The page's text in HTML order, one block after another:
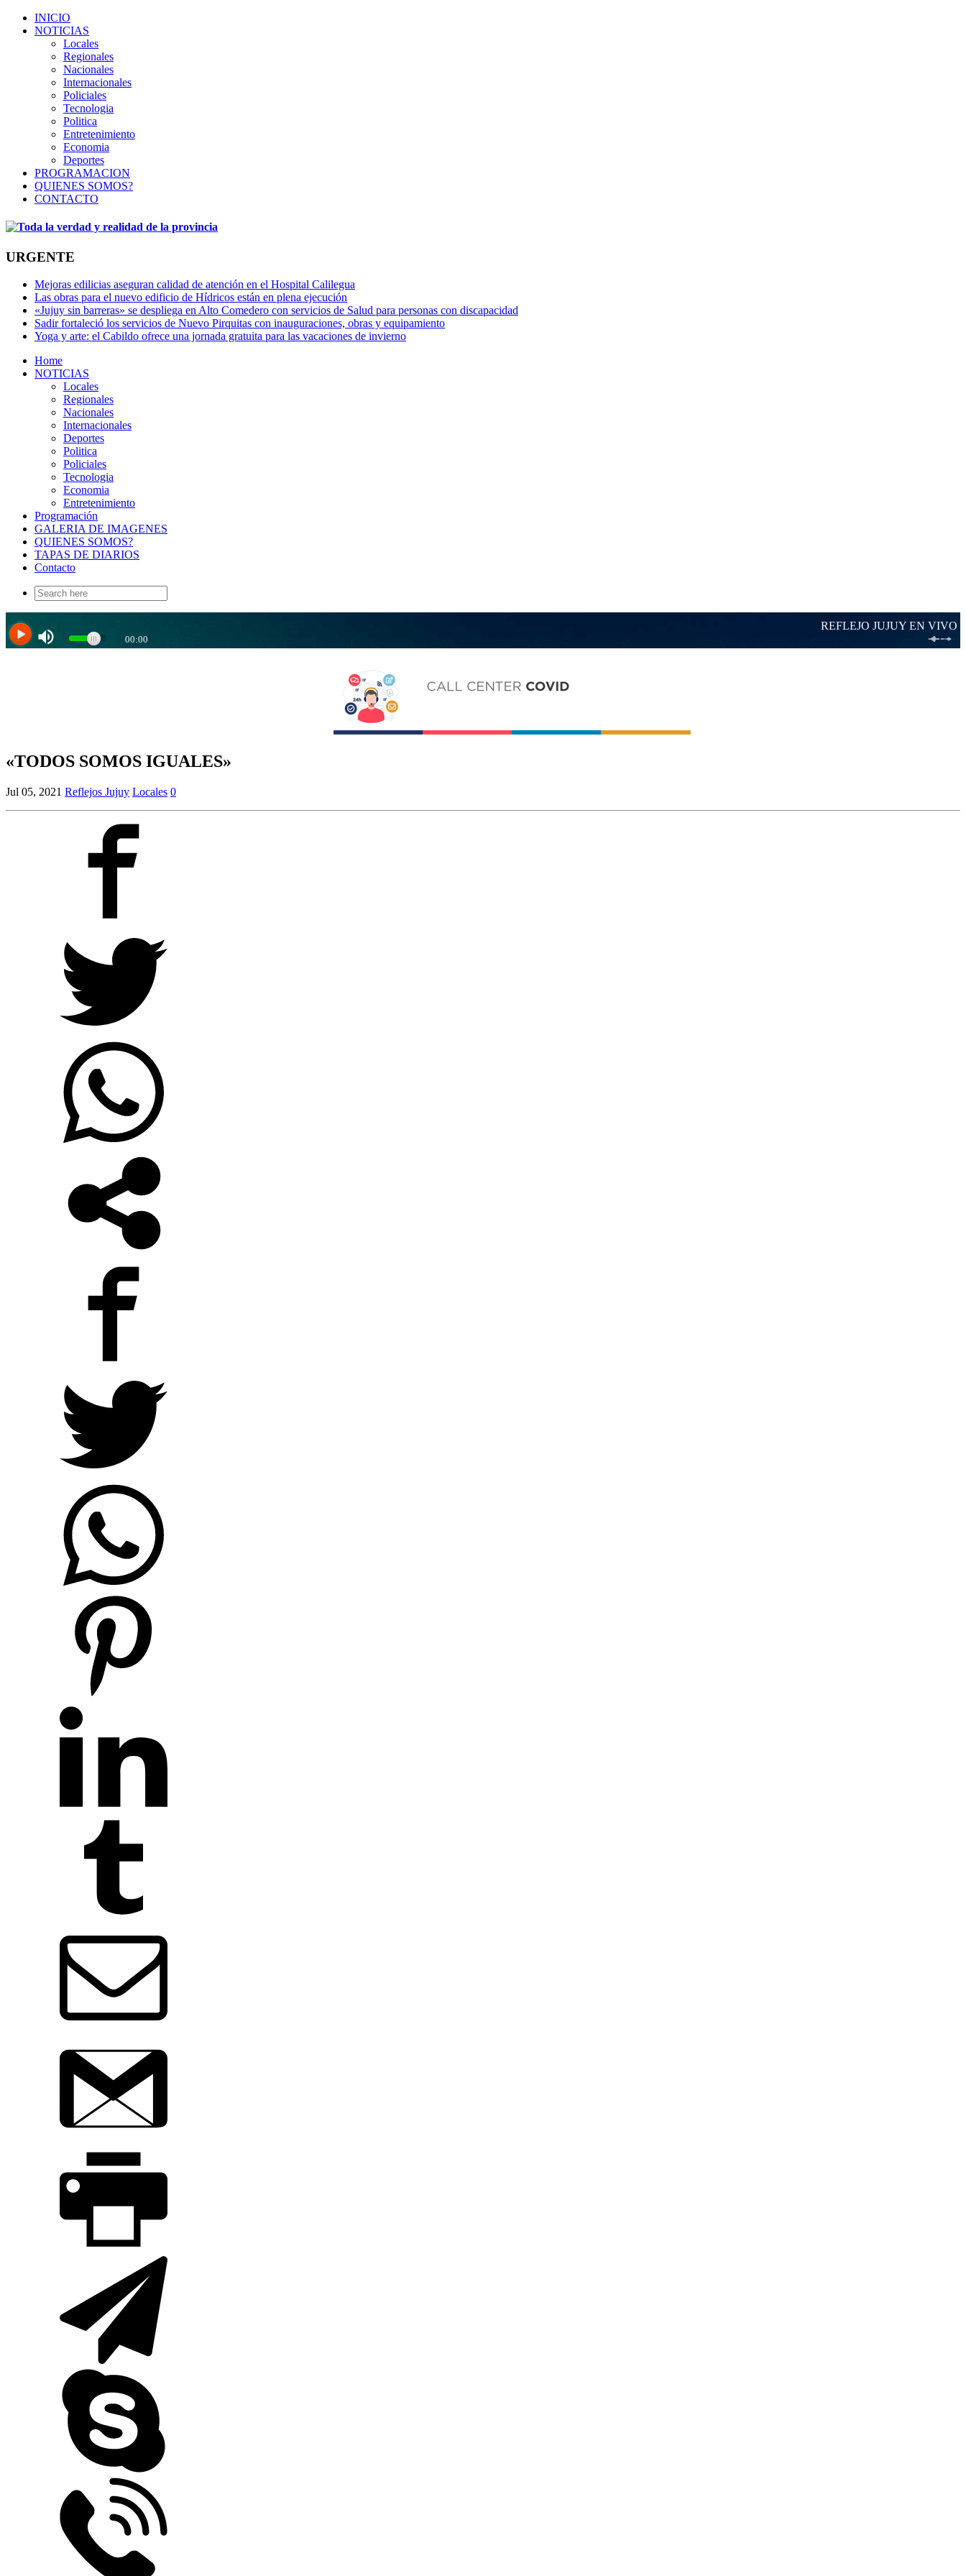
INICIO
NOTICIAS
Locales
Regionales
Nacionales
Internacionales
Policiales
Tecnologia
Politica
Entretenimiento
Economia
Deportes
PROGRAMACION
QUIENES SOMOS?
CONTACTO
URGENTE
Mejoras edilicias aseguran calidad de atención en el Hospital Calilegua
Las obras para el nuevo edificio de Hídricos están en plena ejecución
«Jujuy sin barreras» se despliega en Alto Comedero con servicios de Salud para personas con discapacidad
Sadir fortaleció los servicios de Nuevo Pirquitas con inauguraciones, obras y equipamiento
Yoga y arte: el Cabildo ofrece una jornada gratuita para las vacaciones de invierno
Home
NOTICIAS
Locales
Regionales
Nacionales
Internacionales
Deportes
Politica
Policiales
Tecnologia
Economia
Entretenimiento
Programación
GALERIA DE IMAGENES
QUIENES SOMOS?
TAPAS DE DIARIOS
Contacto
Search
for:
«TODOS SOMOS IGUALES»
Jul 05, 2021 Reflejos Jujuy Locales 0